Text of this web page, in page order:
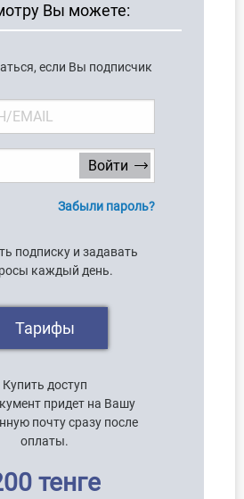
Вы можете:
если Вы подписчик
Забыли пароль?
подписку и задавать
каждый день.
Тарифы
Купить доступ
придет на Вашу
почту сразу после
оплаты.
тенге